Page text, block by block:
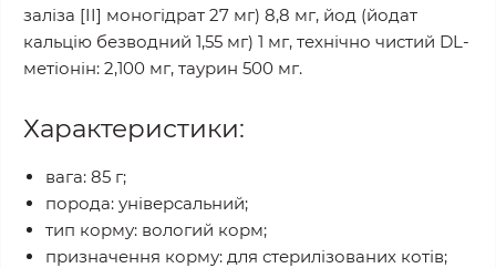
заліза [II] моногідрат 27 мг) 8,8 мг, йод (йодат
кальцію безводний 1,55 мг) 1 мг, технічно чистий DL-
метіонін: 2,100 мг, таурин 500 мг.
Характеристики:
вага: 85 г;
порода: універсальний;
тип корму: вологий корм;
призначення корму: для стерилізованих котів;